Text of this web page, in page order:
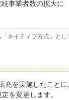
続事業者数の拡大に
ネイティブ方式」とし
充を実施したことに
を変更します。